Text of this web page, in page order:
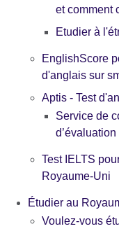
et comment
Etudier à
EnglishScore
d'anglais sur
Aptis - Test
Service de
d’évaluation
Test IELTS
Royaume-Uni
Étudier au
Voulez-vous